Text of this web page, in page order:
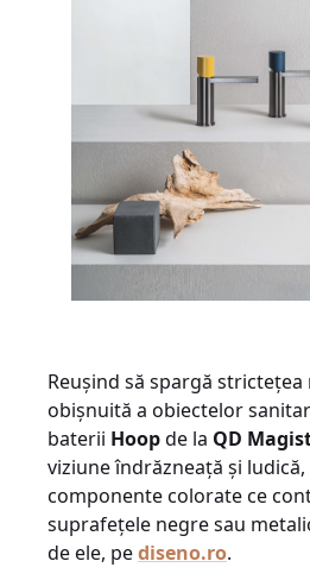
Reușind să spargă
obișnuită a obiectelor
baterii Hoopde la QD
viziune îndrăzneață și
componente colorate ce
suprafețele negre sau
de ele, pediseno.ro.